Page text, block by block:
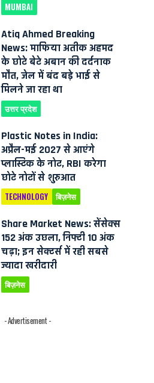
MUMBAI
Atiq Ahmed Breaking
News: माफिया अतीक अहमद
के छोटे बेटे अबान की दर्दनाक
मौत, जेल में बंद बड़े भाई से
मिलने जा रहा था
उत्तर प्रदेश
Plastic Notes in India:
अप्रैल-मई 2027 से आएंगे
प्लास्टिक के नोट, RBI करेगा
छोटे नोटों से शुरुआत
TECHNOLOGY बिज़नेस
Share Market News: सेंसेक्स
152 अंक उछला, निफ्टी 10 अंक
चढ़ा; इन सेक्टर्स में रही सबसे
ज्यादा खरीदारी
बिज़नेस
- Advertisement -